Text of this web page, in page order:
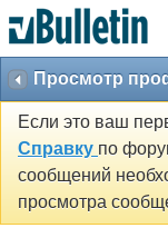
Просмотр
Если это ваш
Справку по
сообщений
просмотра